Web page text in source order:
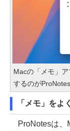
Macの「メモ」
するのが
「メモ」をよ
ProNotesは、